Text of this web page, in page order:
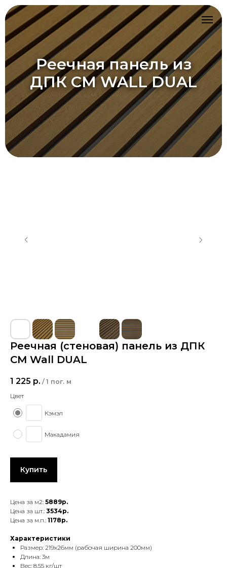
Реечная панель из
ДПК CM WALL DUAL
Реечная (стеновая) панель из ДПК
CM Wall DUAL
1 225 р. / 1 пог. м
Цвет
Кэмэл
Макадамия
Купить
Цена за м2: 5889р.
Цена за шт.: 3534р.
Цена за м.п.: 1178р.
Характеристики
Размер: 219x26мм (рабочая ширина 200мм)
Длина: 3м
Вес: 8,55 кг/шт